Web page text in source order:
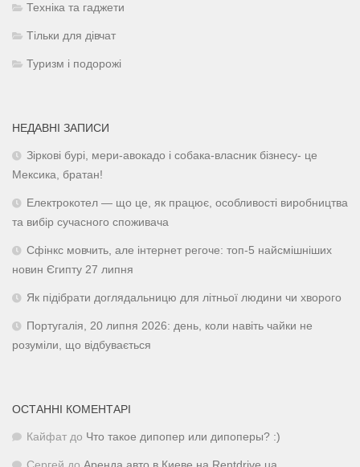
Техніка та гаджети
Тільки для дівчат
Туризм і подорожі
НЕДАВНІ ЗАПИСИ
Зіркові бурі, мери-авокадо і собака-власник бізнесу- це
Мексика, братан!
Електрокотел — що це, як працює, особливості виробництва
та вибір сучасного споживача
Сфінкс мовчить, але інтернет регоче: топ-5 найсмішніших
новин Єгипту 27 липня
Як підібрати доглядальницю для літньої людини чи хворого
Португалія, 20 липня 2026: день, коли навіть чайки не
розуміли, що відбувається
ОСТАННІ КОМЕНТАРІ
Кайфат до Что такое дипопер или дипоперы? :)